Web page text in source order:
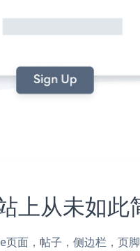
从未如此
，帖子，侧边栏，页脚